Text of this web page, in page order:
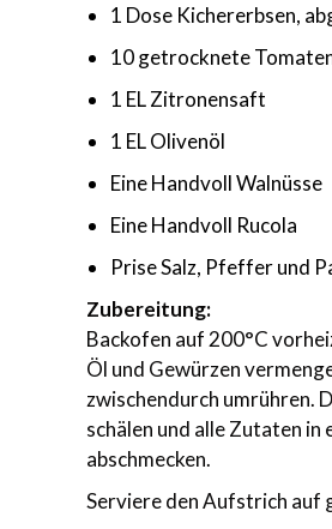
1 Dose Kichererbsen,
10 getrocknete
1 EL Zitronensaft
1 EL Olivenöl
Eine Handvoll Walnüsse
Eine Handvoll Rucola
Prise Salz, Pfeffer und
Zubereitung:
Backofen auf 200°C
Öl und Gewürzen
zwischendurch umrühren.
schälen und alle Zutaten
abschmecken.
Serviere den Aufstrich auf